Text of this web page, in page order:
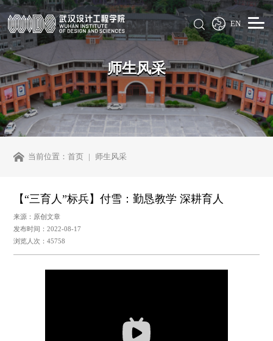
EN
师生风采
当前位置：首页 师生风采
【“三育人”标兵】付雪：勤恳教学 深耕育人
来源：原创文章
发布时间：2022-08-17
浏览人次：45758